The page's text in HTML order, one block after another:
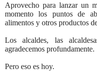
Aprovecho para lanzar un
momento los puntos de
alimentos y otros productos
Los alcaldes, las
agradecemos profundamente.
Pero eso es hoy.